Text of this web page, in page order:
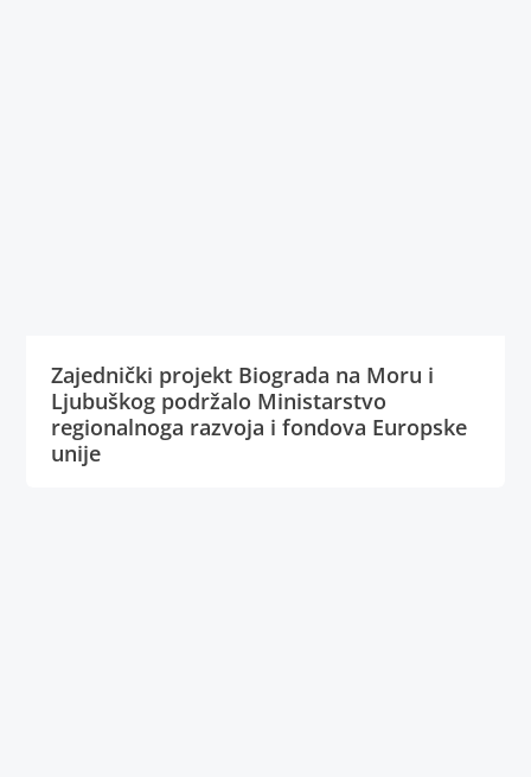
Zajednički projekt Biograda na Moru i
Ljubuškog podržalo Ministarstvo
regionalnoga razvoja i fondova Europske
unije